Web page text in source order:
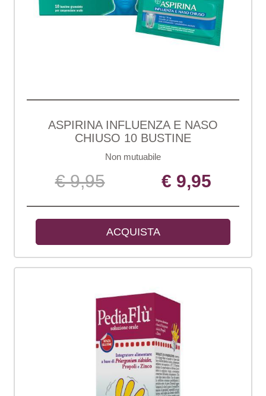
ASPIRINA INFLUENZA E NASO
CHIUSO 10 BUSTINE
Non mutuabile
€ 9,95 € 9,95
ACQUISTA